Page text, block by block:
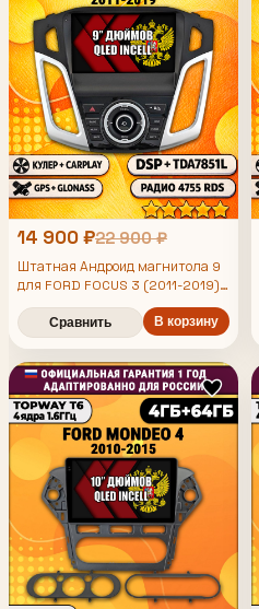
14 900 ₽22 900 ₽
Штатная Андроид магнитола 9
для FORD FOCUS 3 (2011-2019),
4/64гб, DSP, беспроводной
CarPlay и Android Auto, GPS и
ГЛОНАСС
Сравнить В корзину